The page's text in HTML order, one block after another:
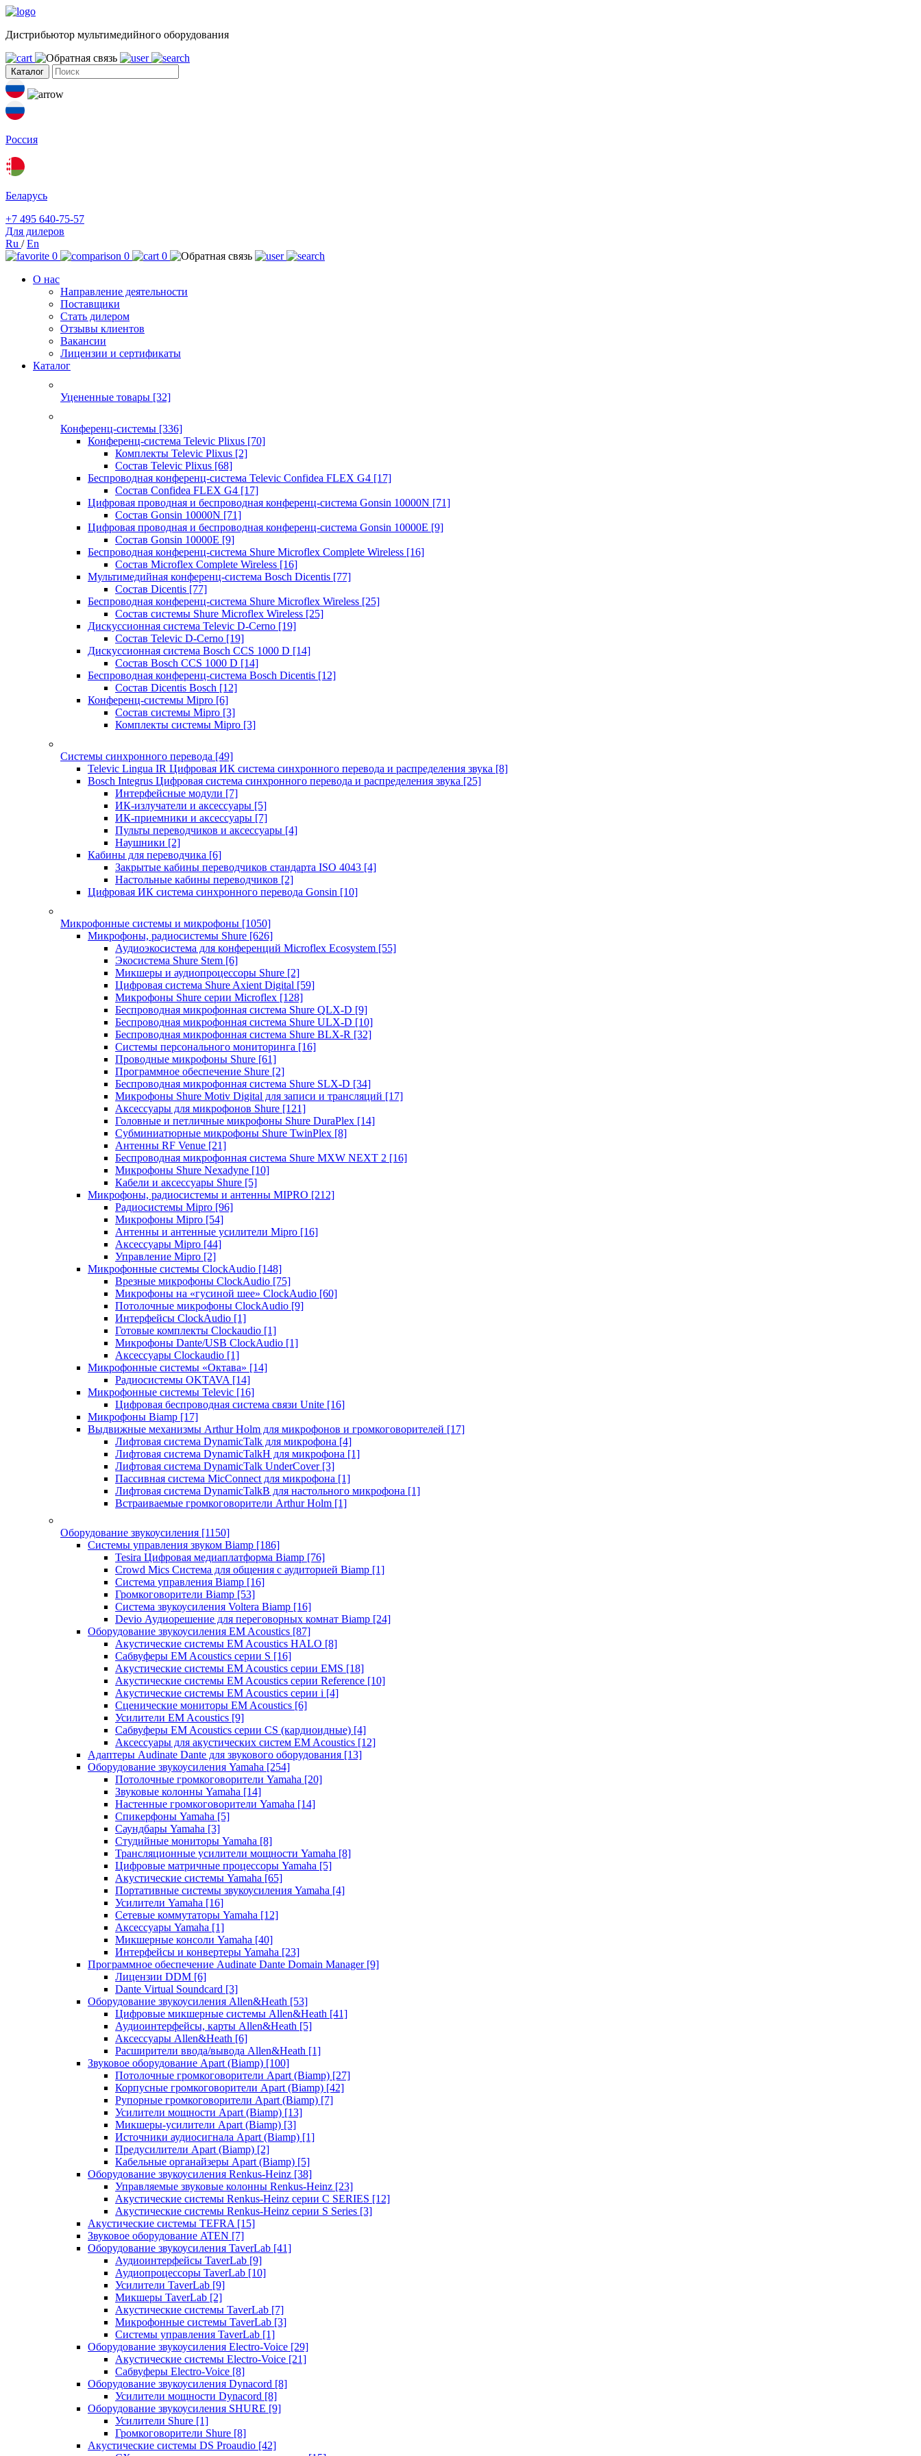
Дистрибьютор мультимедийного оборудования
Каталог
Россия
Беларусь
+7 495 640-75-57
Для дилеров
Ru /En
0
0
0
О нас
Направление деятельности
Поставщики
Стать дилером
Отзывы клиентов
Вакансии
Лицензии и сертификаты
Каталог
Уцененные товары [32]
Конференц-системы [336]
Конференц-система Televic Plixus [70]
Комплекты Televic Plixus [2]
Состав Televic Plixus [68]
Беспроводная конференц-система Televic Confidea FLEX G4 [17]
Состав Confidea FLEX G4 [17]
Цифровая проводная и беспроводная конференц-система Gonsin 10000N [71]
Состав Gonsin 10000N [71]
Цифровая проводная и беспроводная конференц-система Gonsin 10000E [9]
Состав Gonsin 10000E [9]
Беспроводная конференц-система Shure Microflex Complete Wireless [16]
Состав Microflex Complete Wireless [16]
Мультимедийная конференц-система Bosch Dicentis [77]
Состав Dicentis [77]
Беспроводная конференц-система Shure Microflex Wireless [25]
Состав системы Shure Microflex Wireless [25]
Дискуссионная система Televic D-Cerno [19]
Состав Televic D-Cerno [19]
Дискуссионная система Bosch CCS 1000 D [14]
Состав Bosch CCS 1000 D [14]
Беспроводная конференц-система Bosch Dicentis [12]
Состав Dicentis Bosch [12]
Конференц-системы Mipro [6]
Состав системы Mipro [3]
Комплекты системы Mipro [3]
Системы синхронного перевода [49]
Televic Lingua IR Цифровая ИК система синхронного перевода и распределения звука [8]
Bosch Integrus Цифровая система синхронного перевода и распределения звука [25]
Интерфейсные модули [7]
ИК-излучатели и аксессуары [5]
ИК-приемники и аксессуары [7]
Пульты переводчиков и аксессуары [4]
Наушники [2]
Кабины для переводчика [6]
Закрытые кабины переводчиков стандарта ISO 4043 [4]
Настольные кабины переводчиков [2]
Цифровая ИК система синхронного перевода Gonsin [10]
Микрофонные системы и микрофоны [1050]
Микрофоны, радиосистемы Shure [626]
Аудиоэкосистема для конференций Microflex Ecosystem [55]
Экосистема Shure Stem [6]
Микшеры и аудиопроцессоры Shure [2]
Цифровая система Shure Axient Digital [59]
Микрофоны Shure серии Microflex [128]
Беспроводная микрофонная система Shure QLX-D [9]
Беспроводная микрофонная система Shure ULX-D [10]
Беспроводная микрофонная система Shure BLX-R [32]
Системы персонального мониторинга [16]
Проводные микрофоны Shure [61]
Программное обеспечение Shure [2]
Беспроводная микрофонная система Shure SLX-D [34]
Микрофоны Shure Motiv Digital для записи и трансляций [17]
Аксессуары для микрофонов Shure [121]
Головные и петличные микрофоны Shure DuraPlex [14]
Субминиатюрные микрофоны Shure TwinPlex [8]
Антенны RF Venue [21]
Беспроводная микрофонная система Shure MXW NEXT 2 [16]
Микрофоны Shure Nexadyne [10]
Кабели и аксессуары Shure [5]
Микрофоны, радиосистемы и антенны MIPRO [212]
Радиосистемы Mipro [96]
Микрофоны Mipro [54]
Антенны и антенные усилители Mipro [16]
Аксессуары Mipro [44]
Управление Mipro [2]
Микрофонные системы ClockAudio [148]
Врезные микрофоны ClockAudio [75]
Микрофоны на «гусиной шее» ClockAudio [60]
Потолочные микрофоны ClockAudio [9]
Интерфейсы ClockAudio [1]
Готовые комплекты Clockaudio [1]
Микрофоны Dante/USB ClockAudio [1]
Аксессуары Clockaudio [1]
Микрофонные системы «Октава» [14]
Радиосистемы OKTAVA [14]
Микрофонные системы Televic [16]
Цифровая беспроводная система связи Unite [16]
Микрофоны Biamp [17]
Выдвижные механизмы Arthur Holm для микрофонов и громкоговорителей [17]
Лифтовая система DynamicTalk для микрофона [4]
Лифтовая система DynamicTalkH для микрофона [1]
Лифтовая система DynamicTalk UnderCover [3]
Пассивная система MicConnect для микрофона [1]
Лифтовая система DynamicTalkB для настольного микрофона [1]
Встраиваемые громкоговорители Arthur Holm [1]
Оборудование звукоусиления [1150]
Системы управления звуком Biamp [186]
Tesira Цифровая медиаплатформа Biamp [76]
Crowd Mics Система для общения с аудиторией Biamp [1]
Система управления Biamp [16]
Громкоговорители Biamp [53]
Система звукоусиления Voltera Biamp [16]
Devio Аудиорешение для переговорных комнат Biamp [24]
Оборудование звукоусиления EM Acoustics [87]
Акустические системы EM Acoustics HALO [8]
Сабвуферы EM Acoustics серии S [16]
Акустические системы EM Acoustics серии EMS [18]
Акустические системы EM Acoustics серии Reference [10]
Акустические системы EM Acoustics серии i [4]
Сценические мониторы EM Acoustics [6]
Усилители EM Acoustics [9]
Сабвуферы EM Acoustics серии CS (кардиоидные) [4]
Аксессуары для акустических систем EM Acoustics [12]
Адаптеры Audinate Dante для звукового оборудования [13]
Оборудование звукоусиления Yamaha [254]
Потолочные громкоговорители Yamaha [20]
Звуковые колонны Yamaha [14]
Настенные громкоговорители Yamaha [14]
Спикерфоны Yamaha [5]
Саундбары Yamaha [3]
Студийные мониторы Yamaha [8]
Трансляционные усилители мощности Yamaha [8]
Цифровые матричные процессоры Yamaha [5]
Акустические системы Yamaha [65]
Портативные системы звукоусиления Yamaha [4]
Усилители Yamaha [16]
Сетевые коммутаторы Yamaha [12]
Аксессуары Yamaha [1]
Микшерные консоли Yamaha [40]
Интерфейсы и конвертеры Yamaha [23]
Программное обеспечение Audinate Dante Domain Manager [9]
Лицензии DDM [6]
Dante Virtual Soundcard [3]
Оборудование звукоусиления Allen&Heath [53]
Цифровые микшерные системы Allen&Heath [41]
Аудиоинтерфейсы, карты Allen&Heath [5]
Аксессуары Allen&Heath [6]
Расширители ввода/вывода Allen&Heath [1]
Звуковое оборудование Apart (Biamp) [100]
Потолочные громкоговорители Apart (Biamp) [27]
Корпусные громкоговорители Apart (Biamp) [42]
Рупорные громкоговорители Apart (Biamp) [7]
Усилители мощности Apart (Biamp) [13]
Микшеры-усилители Apart (Biamp) [3]
Источники аудиосигнала Apart (Biamp) [1]
Предусилители Apart (Biamp) [2]
Кабельные органайзеры Apart (Biamp) [5]
Оборудование звукоусиления Renkus-Heinz [38]
Управляемые звуковые колонны Renkus-Heinz [23]
Акустические системы Renkus-Heinz серии C SERIES [12]
Акустические системы Renkus-Heinz серии S Series [3]
Акустические системы TEFRA [15]
Звуковое оборудование ATEN [7]
Оборудование звукоусиления TaverLab [41]
Аудиоинтерфейсы TaverLab [9]
Аудиопроцессоры TaverLab [10]
Усилители TaverLab [9]
Микшеры TaverLab [2]
Акустические системы TaverLab [7]
Микрофонные системы TaverLab [3]
Системы управления TaverLab [1]
Оборудование звукоусиления Electro-Voice [29]
Акустические системы Electro-Voice [21]
Сабвуферы Electro-Voice [8]
Оборудование звукоусиления Dynacord [8]
Усилители мощности Dynacord [8]
Оборудование звукоусиления SHURE [9]
Усилители Shure [1]
Громкоговорители Shure [8]
Акустические системы DS Proaudio [42]